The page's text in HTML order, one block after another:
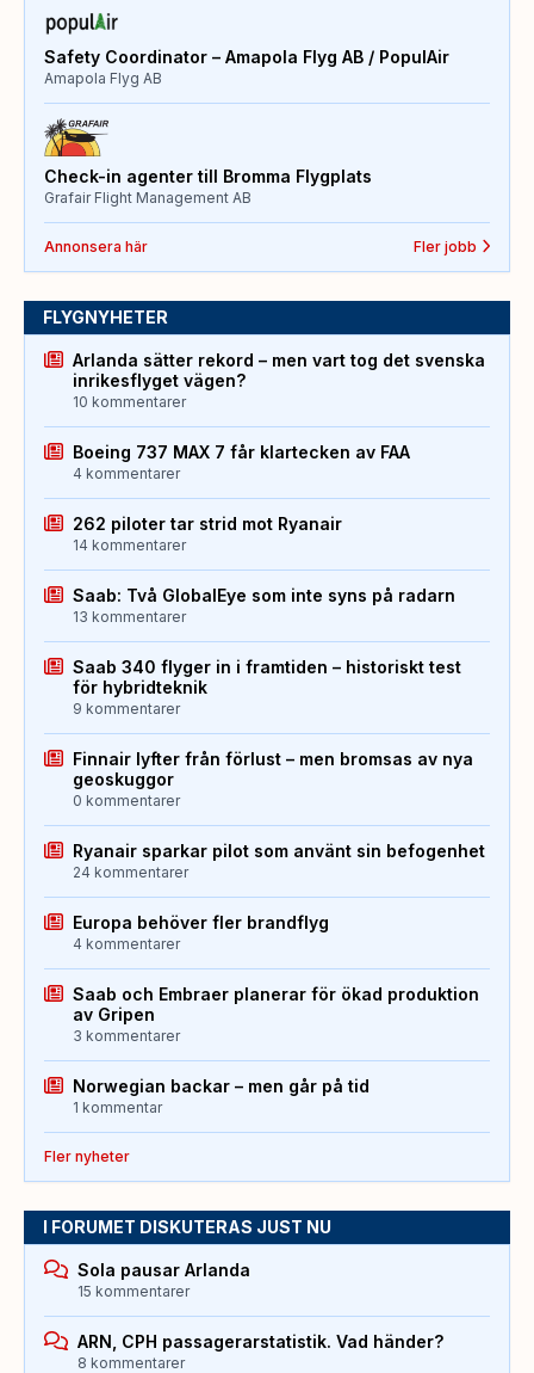
Safety Coordinator – Amapola Flyg AB / PopulAir
Amapola Flyg AB
Check-in agenter till Bromma Flygplats
Grafair Flight Management AB
Annonsera här Fler jobb
FLYGNYHETER
Arlanda sätter rekord – men vart tog det svenska
inrikesflyget vägen?
10 kommentarer
Boeing 737 MAX 7 får klartecken av FAA
4 kommentarer
262 piloter tar strid mot Ryanair
14 kommentarer
Saab: Två GlobalEye som inte syns på radarn
13 kommentarer
Saab 340 flyger in i framtiden – historiskt test
för hybridteknik
9 kommentarer
Finnair lyfter från förlust – men bromsas av nya
geoskuggor
0 kommentarer
Ryanair sparkar pilot som använt sin befogenhet
24 kommentarer
Europa behöver fler brandflyg
4 kommentarer
Saab och Embraer planerar för ökad produktion
av Gripen
3 kommentarer
Norwegian backar – men går på tid
1 kommentar
Fler nyheter
I FORUMET DISKUTERAS JUST NU
Sola pausar Arlanda
15 kommentarer
ARN, CPH passagerarstatistik. Vad händer?
8 kommentarer